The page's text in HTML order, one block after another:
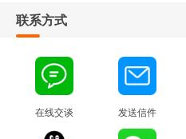
联系方式
在线交谈 发送信件